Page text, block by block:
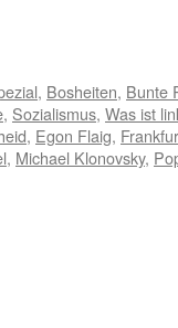
, Bosheiten, Bunte
, Sozialismus, Was ist
, Egon Flaig,
, Michael Klonovsky,